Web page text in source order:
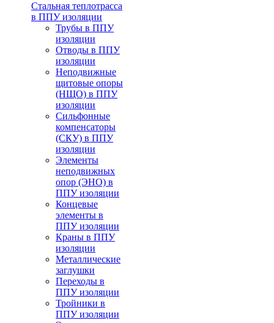
Стальная теплотрасса
в ППУ изоляции
Трубы в ППУ
изоляции
Отводы в ППУ
изоляции
Неподвижные
щитовые опоры
(НЩО) в ППУ
изоляции
Cильфонные
компенсаторы
(СКУ) в ППУ
изоляции
Элементы
неподвижных
опор (ЭНО) в
ППУ изоляции
Концевые
элементы в
ППУ изоляции
Краны в ППУ
изоляции
Металлические
заглушки
Переходы в
ППУ изоляции
Тройники в
ППУ изоляции